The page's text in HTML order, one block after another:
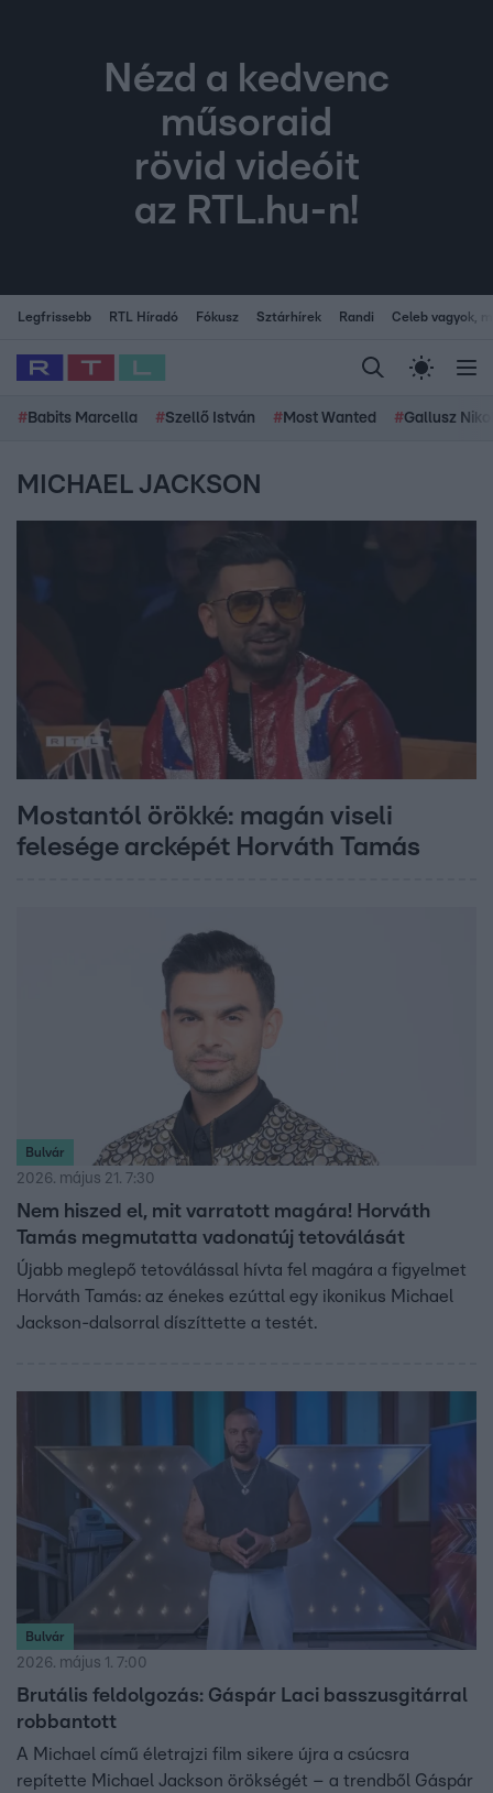
Nézd a kedvenc
műsoraid
rövid videóit
az RTL.hu-n!
Legfrissebb RTL Híradó Fókusz Sztárhírek Randi Celeb vagyok,
# Babits Marcella #Szellő István # Most Wanted #Gallusz
MICHAEL JACKSON
Mostantól örökké: magán viseli
felesége arcképét Horváth Tamás
Bulvár
2026. május 21. 7:30
Nem hiszed el, mit varratott magára! Horváth
Tamás megmutatta vadonatúj tetoválását
Újabb meglepő tetoválással hívta fel magára a figyelmet
Horváth Tamás: az énekes ezúttal egy ikonikus Michael
Jackson-dalsorral díszíttette a testét.
Bulvár
2026. május 1. 7:00
Brutális feldolgozás: Gáspár Laci basszusgitárral
robbantott
A Michael című életrajzi film sikere újra a csúcsra
repítette Michael Jackson örökségét – a trendből Gáspár